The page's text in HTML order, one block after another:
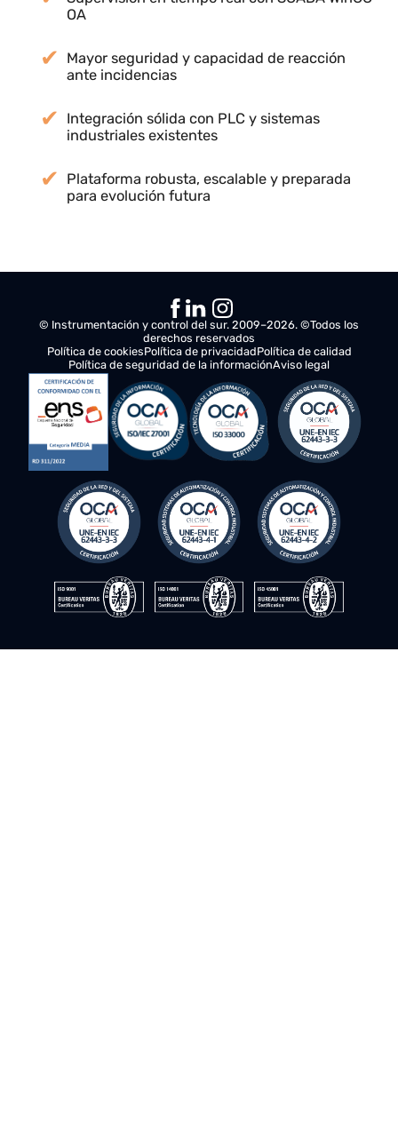
transformadores eléctricos
industriales críticos
Supervisión en tiempo real con SCADA WinCC
OA
Integración sólida con PLC y sistemas
industriales existentes
Plataforma robusta, escalable y preparada
para evolución futura
© Instrumentación y control del sur. 2009–2026. ©Todos los
derechos reservados
Política de cookies
Política de privacidadPolítica de calidad
Política de seguridad de la informaciónAviso legal